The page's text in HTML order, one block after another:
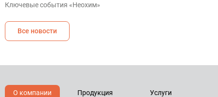
Ключевые события «Неохим»
Все новости
О компании Продукция Услуги